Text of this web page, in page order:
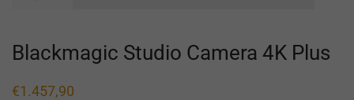
Blackmagic Studio Camera 4K Plus
€1.457,90